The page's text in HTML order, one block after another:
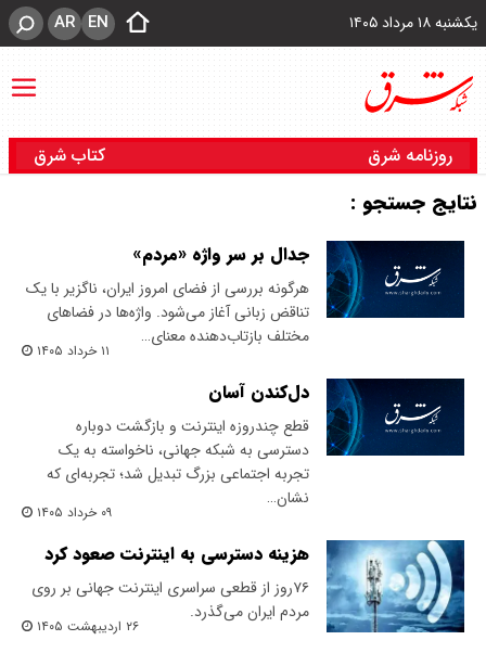
یکشنبه ۱۸ مرداد ۱۴۰۵ EN
AR
روزنامه شرق کتاب شرق
نتایج جستجو :
جدال بر سر واژه «مردم»
هرگونه بررسی از فضای امروز ایران، ناگزیر با یک
تناقض زبانی آغاز می‌شود. واژه‌ها در فضاهای
مختلف‌ بازتاب‌دهنده معنای…
۱۱ خرداد ۱۴۰۵
دل‌کندن آسان
قطع چندروزه اینترنت و بازگشت دوباره
دسترسی به شبکه جهانی، ناخواسته به یک
تجربه اجتماعی بزرگ تبدیل شد؛ تجربه‌ای که
نشان…
۰۹ خرداد ۱۴۰۵
هزینه دسترسی به اینترنت صعود کرد
۷۶روز از قطعی سراسری اینترنت جهانی بر روی
مردم ایران می‌گذرد.
۲۶ اردیبهشت ۱۴۰۵